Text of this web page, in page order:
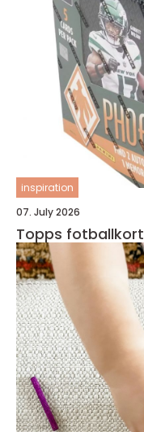
inspiration
07. July 2026
Topps fotballkort